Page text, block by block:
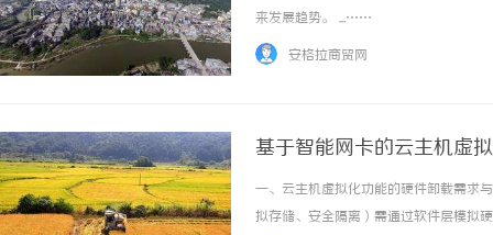
来发展趋势。 ...……
安格拉商贸网
基于智能网卡的云主机虚
一、云主机虚拟化功能的硬件卸载需求
拟存储、安全隔离）需通过软件层模拟